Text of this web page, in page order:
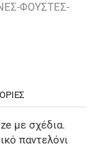
ΦΟΥΣΤΕΣ-
με σχέδια.
παντελόνι